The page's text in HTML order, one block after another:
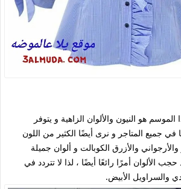
هو النيون والألوان الزاهية و يتوفر
في جميع المتاجر و نرى أيضًا الكثير من اللون
والأزرق الكوبالت و ألوان جميلة
الألوان أمرًا رائعًا أيضًا ، لذا لا تتردد في
والسراويل الأبيض.